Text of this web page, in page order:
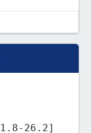
26.2]